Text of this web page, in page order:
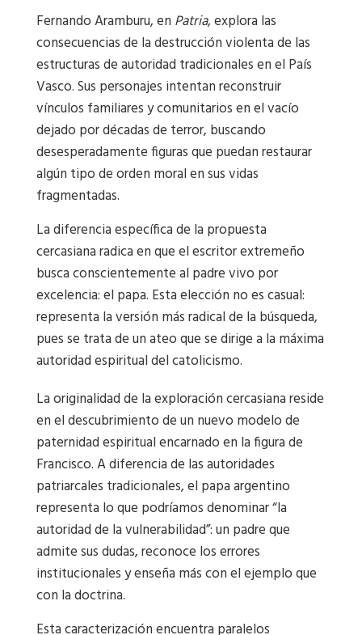
Fernando Aramburu, en Patria, explora las
consecuencias de la destrucción violenta de las
estructuras de autoridad tradicionales en el País
Vasco. Sus personajes intentan reconstruir
vínculos familiares y comunitarios en el vacío
dejado por décadas de terror, buscando
desesperadamente figuras que puedan restaurar
algún tipo de orden moral en sus vidas
fragmentadas.
La diferencia específica de la propuesta
cercasiana radica en que el escritor extremeño
busca conscientemente al padre vivo por
excelencia: el papa. Esta elección no es casual:
representa la versión más radical de la búsqueda,
pues se trata de un ateo que se dirige a la máxima
autoridad espiritual del catolicismo.
La originalidad de la exploración cercasiana reside
en el descubrimiento de un nuevo modelo de
paternidad espiritual encarnado en la figura de
Francisco. A diferencia de las autoridades
patriarcales tradicionales, el papa argentino
representa lo que podríamos denominar “la
autoridad de la vulnerabilidad”: un padre que
admite sus dudas, reconoce los errores
institucionales y enseña más con el ejemplo que
con la doctrina.
Esta caracterización encuentra paralelos